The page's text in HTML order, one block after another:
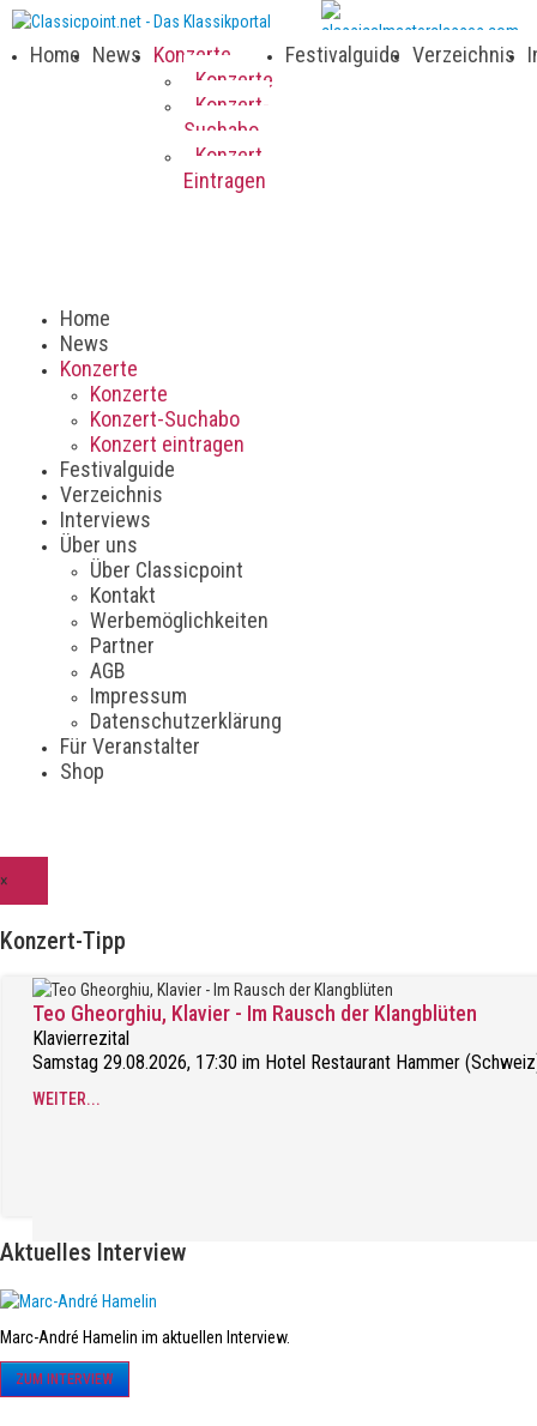
Home News Konzerte
Konzerte
Konzert-
Suchabo
Konzert
Eintragen
Festivalguide Verzeichnis
Home
News
Konzerte
Konzerte
Konzert-Suchabo
Konzert eintragen
Festivalguide
Verzeichnis
Interviews
Über uns
Über Classicpoint
Kontakt
Werbemöglichkeiten
Partner
AGB
Impressum
Datenschutzerklärung
Für Veranstalter
Shop
×
Konzert-Tipp
Teo Gheorghiu, Klavier - Im Rausch der Klangblüten
Klavierrezital
Samstag 29.08.2026, 17:30 im Hotel Restaurant Hammer
WEITER...
Aktuelles Interview
Marc-André Hamelin im aktuellen Interview.
ZUM INTERVIEW